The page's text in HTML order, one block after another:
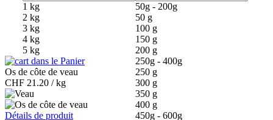
50g - 200g
50 g
100 g
150 g
200 g
250g - 400g
250 g
300 g
350 g
400 g
450g - 600g
1 kg
2 kg
3 kg
4 kg
5 kg
dans le Panier
Os de côte de veau
CHF 21.20 / kg
Détails de produit